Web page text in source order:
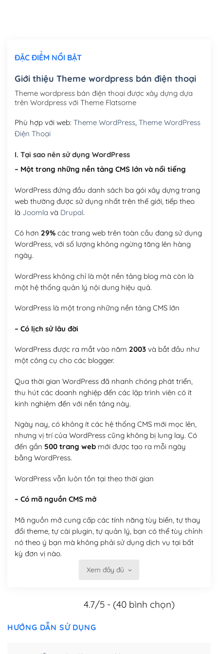
Mua thêm Host + Tên miền
Tên miền quốc tế .com .net .org (1 năm) (+300,000₫)
Tên miền Việt Nam .vn (1 năm) (+550,000₫)
Hosting 3GB SSD (1 năm)
Hosting 5GB SSD (1 năm)
Hosting 8GB SSD (1 năm) (+950,000₫)
ĐẶC ĐIỂM NỔI BẬT
Giới thiệu Theme wordpress bán điện thoại
Theme wordpress bán điện thoại được xây dựng dựa
trên Wordpress với Theme Flatsome
Phù hợp với web: Theme WordPress, Theme WordPress
Điện Thoại
I. Tại sao nên sử dụng WordPress
– Một trong những nền tảng CMS lớn và nổi tiếng
WordPress đứng đầu danh sách ba gói xây dựng trang
web thường được sử dụng nhất trên thế giới, tiếp theo
là Joomla và Drupal.
Có hơn 29%các trang web trên toàn cầu đang sử dụng
WordPress, với số lượng không ngừng tăng lên hàng
ngày.
WordPress không chỉ là một nền tảng blog mà còn là
một hệ thống quản lý nội dung hiệu quả.
WordPress là một trong những nền tảng CMS lớn
– Có lịch sử lâu đời
WordPress được ra mắt vào năm 2003và bắt đầu như
một công cụ cho các blogger.
Qua thời gian WordPress đã nhanh chóng phát triển,
thu hút các doanh nghiệp đến các lập trình viên có ít
kinh nghiệm đến với nền tảng này.
Ngày nay, có không ít các hệ thống CMS mới mọc lên,
nhưng vị trí của WordPress cũng không bị lung lay. Có
đến gần 500 trang webmới được tạo ra mỗi ngày
bằng WordPress.
WordPress vẫn luôn tồn tại theo thời gian
– Có mã nguồn CMS mở
Mã nguồn mở cung cấp các tính năng tùy biến, tự thay
đổi theme, tự cài plugin, tự quản lý, bạn có thể tùy chỉnh
nó theo ý bạn mà không phải sử dụng dịch vụ tại bất
kỳ đơn vị nào.
Việc của bạn là đăng ký một tên miền và hosting để
Có thể tùy biến trên website WordPress
– Thân thiện với công cụ tìm kiếm
Xem đầy đủ
4.7/5 - (40 bình chọn)
HƯỚNG DẪN SỬ DỤNG